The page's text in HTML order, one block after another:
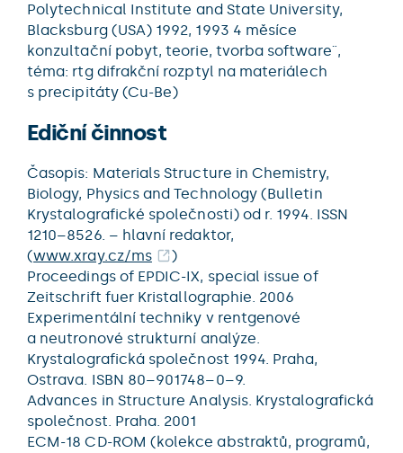
Polytechnical Institute and State University,
Blacksburg (USA) 1992, 1993 4 měsíce
konzultační pobyt, teorie, tvorba software¨,
téma: rtg difrakční rozptyl na materiálech
s precipitáty (Cu-Be)
Ediční činnost
Časopis: Materials Structure in Chemistry,
Biology, Physics and Technology (Bulletin
Krystalografické společnosti) od r. 1994. ISSN
1210–8526. – hlavní redaktor,
(www.xray.cz/ms
)
Proceedings of EPDIC-IX, special issue of
Zeitschrift fuer Kristallographie. 2006
Experimentální techniky v rentgenové
a neutronové strukturní analýze.
Krystalografická společnost 1994. Praha,
Ostrava. ISBN 80–901748–0–9.
Advances in Structure Analysis. Krystalografická
společnost. Praha. 2001
ECM-18 CD-ROM (kolekce abstraktů, programů,